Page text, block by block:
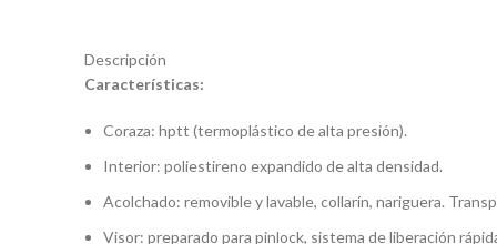
Descripción
Características:
Coraza: hptt (termoplástico de alta presión).
Interior: poliestireno expandido de alta densidad.
Acolchado: removible y lavable, collarín, nariguera.
Visor: preparado para pinlock, sistema de liberación